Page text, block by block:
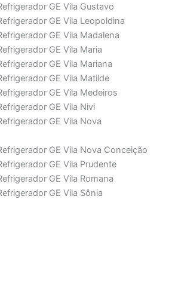
GE Vila Gustavo
GE Vila Leopoldina
GE Vila Madalena
GE Vila Maria
GE Vila Mariana
GE Vila Matilde
GE Vila Medeiros
GE Vila Nivi
GE Vila Nova
GE Vila Nova Conceição
GE Vila Prudente
GE Vila Romana
GE Vila Sônia